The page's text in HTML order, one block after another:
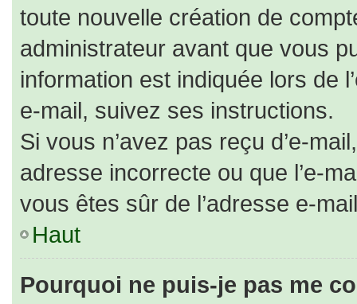
toute nouvelle création de
administrateur avant que vous
information est indiquée lors de
e-mail, suivez ses instructions.
Si vous n’avez pas reçu d’e-
adresse incorrecte ou que l’e-
vous êtes sûr de l’adresse e-
Haut
Pourquoi ne puis-je pas me